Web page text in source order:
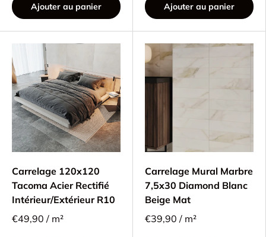
Ajouter au panier Ajouter au panier
Carrelage 120x120
Tacoma Acier Rectifié
Intérieur/Extérieur R10
€49,90 / m²
Carrelage Mural Marbre
7,5x30 Diamond Blanc
Beige Mat
€39,90 / m²